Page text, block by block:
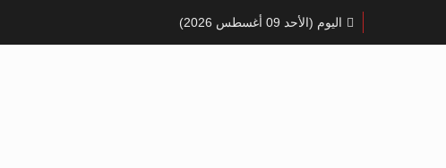
اليوم (الأحد 09 أغسطس 2026)